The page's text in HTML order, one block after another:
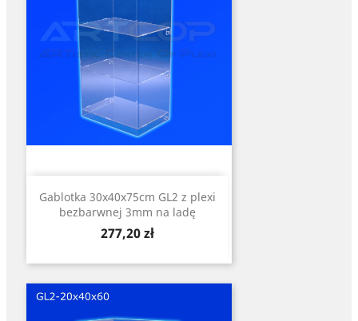
Gablotka 30x40x75cm GL2 z plexi
bezbarwnej 3mm na ladę
Cena
277,20 zł